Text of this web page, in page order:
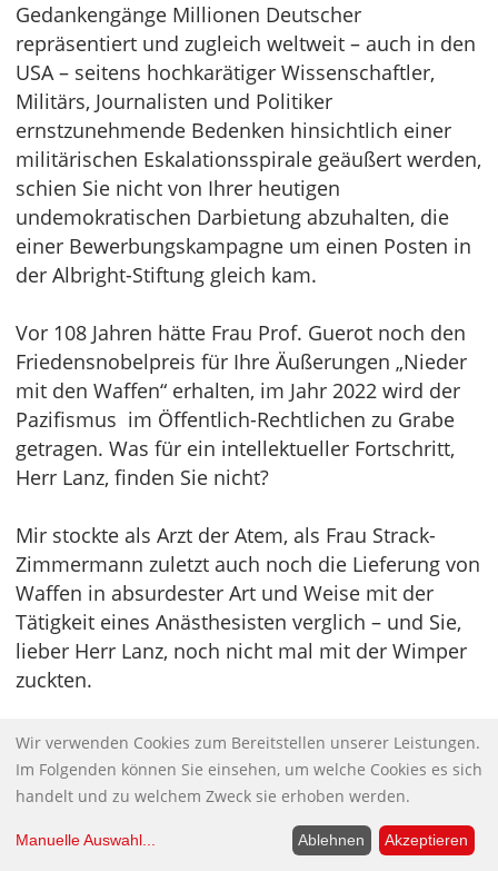
Gedankengänge Millionen Deutscher
repräsentiert und zugleich weltweit – auch in den
USA – seitens hochkarätiger Wissenschaftler,
Militärs, Journalisten und Politiker
ernstzunehmende Bedenken hinsichtlich einer
militärischen Eskalationsspirale geäußert werden,
schien Sie nicht von Ihrer heutigen
undemokratischen Darbietung abzuhalten, die
einer Bewerbungskampagne um einen Posten in
der Albright-Stiftung gleich kam.
Vor 108 Jahren hätte Frau Prof. Guerot noch den
Friedensnobelpreis für Ihre Äußerungen „Nieder
mit den Waffen“ erhalten, im Jahr 2022 wird der
Pazifismus im Öffentlich-Rechtlichen zu Grabe
getragen. Was für ein intellektueller Fortschritt,
Herr Lanz, finden Sie nicht?
Mir stockte als Arzt der Atem, als Frau Strack-
Zimmermann zuletzt auch noch die Lieferung von
Waffen in absurdester Art und Weise mit der
Tätigkeit eines Anästhesisten verglich – und Sie,
lieber Herr Lanz, noch nicht mal mit der Wimper
zuckten.
Ich erwarte eine weitere Sendung mit Frau Prof.
Guerot, bei der Sie eine neutralere Position
wahren und Ihrer Rolle als Moderator und nicht
„Meinungs-Eleminator“ nach kommen.
Wir verwenden Cookies zum Bereitstellen unserer Leistungen.
Im Folgenden können Sie einsehen, um welche Cookies es sich
handelt und zu welchem Zweck sie erhoben werden.
Manuelle Auswahl... Ablehnen Akzeptieren